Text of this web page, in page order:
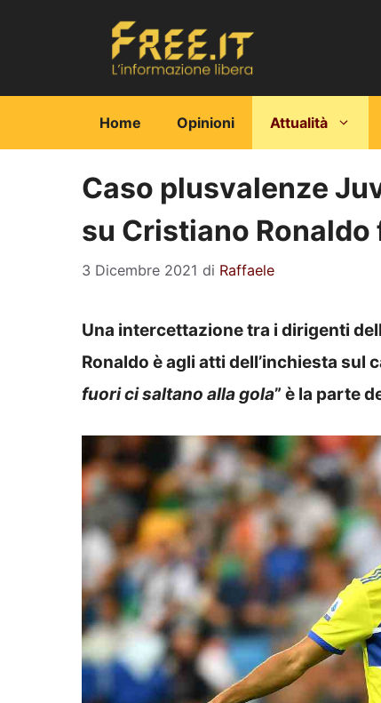
Home Opinioni Attualità
Caso plusvalenze
su Cristiano
3 Dicembre 2021 di Raffaele
Una intercettazione tra i dirigenti
Ronaldo è agli atti dell’inchiesta sul
fuori ci saltano alla gola” è la parte